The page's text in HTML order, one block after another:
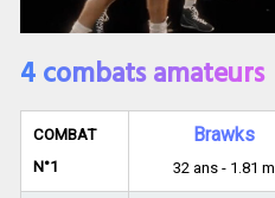
4 combats amateurs
COMBAT
N°1
Brawks
32 ans - 1.81 m